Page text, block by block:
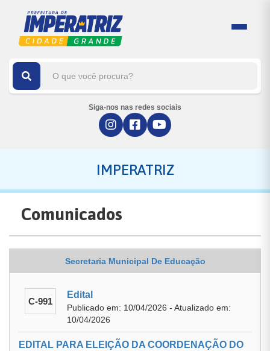
Siga-nos nas redes sociais
IMPERATRIZ
Comunicados
Secretaria Municipal De Educação
C-991
Edital
Publicado em: 10/04/2026 - Atualizado em:
10/04/2026
EDITAL PARA ELEIÇÃO DA COORDENAÇÃO DO